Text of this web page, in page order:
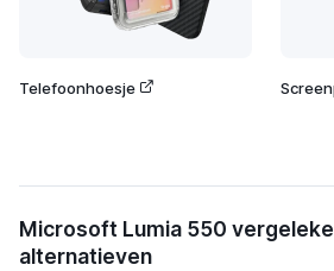
Telefoonhoesje
Microsoft Lumia 550
alternatieven